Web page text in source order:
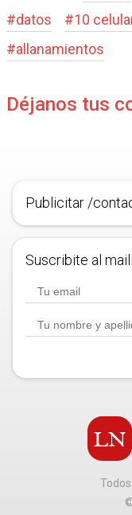
#datos #10
#allanamientos
Déjanos tus
Publicitar /
Suscribite al